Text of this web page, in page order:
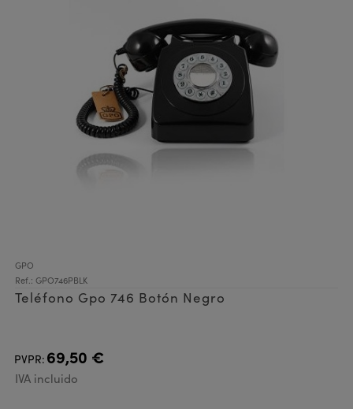
GPO
Ref.: GPO746PBLK
Teléfono Gpo 746 Botón Negro
PVPR: 69,50 €
IVA incluido